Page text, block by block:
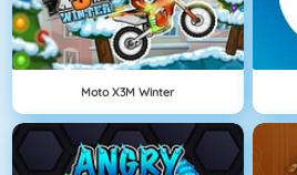
Moto X3M Winter